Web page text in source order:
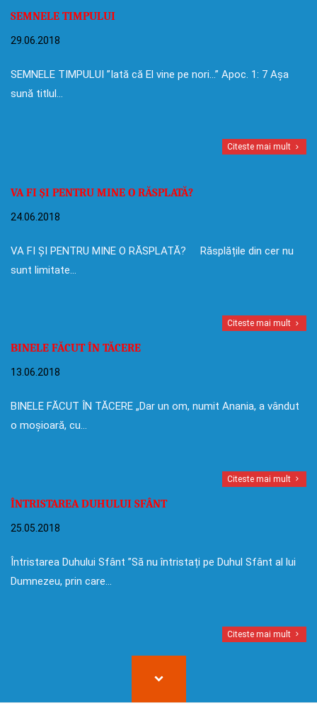
SEMNELE TIMPULUI
29.06.2018
SEMNELE TIMPULUI ”Iată că El vine pe nori…” Apoc. 1: 7 Așa
sună titlul…
Citeste mai mult
VA FI ȘI PENTRU MINE O RĂSPLATĂ?
24.06.2018
VA FI ȘI PENTRU MINE O RĂSPLATĂ? Răsplățile din cer nu
sunt limitate…
Citeste mai mult
BINELE FĂCUT ÎN TĂCERE
13.06.2018
BINELE FĂCUT ÎN TĂCERE „Dar un om, numit Anania, a vândut
o moșioară, cu…
Citeste mai mult
ÎNTRISTAREA DUHULUI SFÂNT
25.05.2018
Întristarea Duhului Sfânt ”Să nu întristați pe Duhul Sfânt al lui
Dumnezeu, prin care…
Citeste mai mult